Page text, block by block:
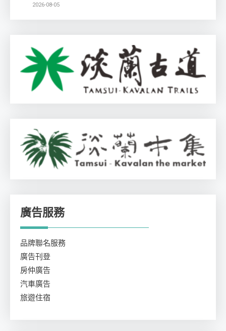
2026-08-05
廣告服務
品牌聯名服務
廣告刊登
房仲廣告
汽車廣告
旅遊住宿